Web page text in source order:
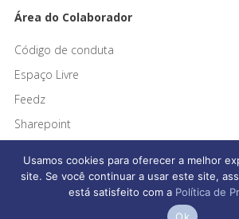
Área do Colaborador
Código de conduta
Espaço Livre
Feedz
Sharepoint
Afonso França Engenharia © 2026 Todos
Usamos cookies para oferecer a melhor
site. Se você continuar a usar este site,
está satisfeito com a Política de
Ok